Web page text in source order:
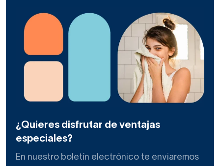
¿Quieres disfrutar de ventajas
especiales?
En nuestro boletín electrónico te enviaremos